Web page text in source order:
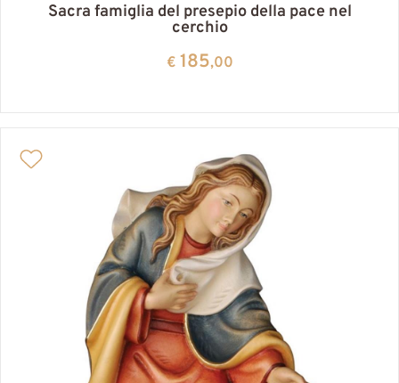
Sacra famiglia del presepio della pace nel
cerchio
€185,00